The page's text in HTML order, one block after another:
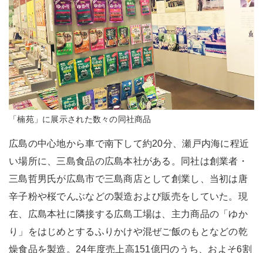
「楠苑」に展示された数々の同社商品
広島の中心地から車で南下して約20分、瀬戸内海に程近
い場所に、三島食品の広島本社がある。同社は創業者・
三島哲男氏が広島市で三島商店として創業し、当初は唐
辛子粉や桜でんぶなどの製造および販売をしていた。現
在、広島本社に隣接する広島工場は、主力商品の「ゆか
り」をはじめとするふりかけや混ぜご飯のもとなどの乾
燥食品を製造。24年度売上高151億円のうち、およそ6割